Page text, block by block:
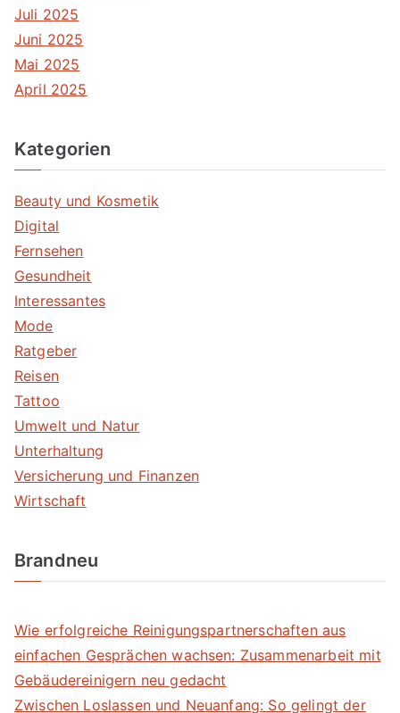
Juli 2025
Juni 2025
Mai 2025
April 2025
Kategorien
Beauty und Kosmetik
Digital
Fernsehen
Gesundheit
Interessantes
Mode
Ratgeber
Reisen
Tattoo
Umwelt und Natur
Unterhaltung
Versicherung und Finanzen
Wirtschaft
Brandneu
Wie erfolgreiche Reinigungspartnerschaften aus
einfachen Gesprächen wachsen: Zusammenarbeit mit
Gebäudereinigern neu gedacht
Zwischen Loslassen und Neuanfang: So gelingt der